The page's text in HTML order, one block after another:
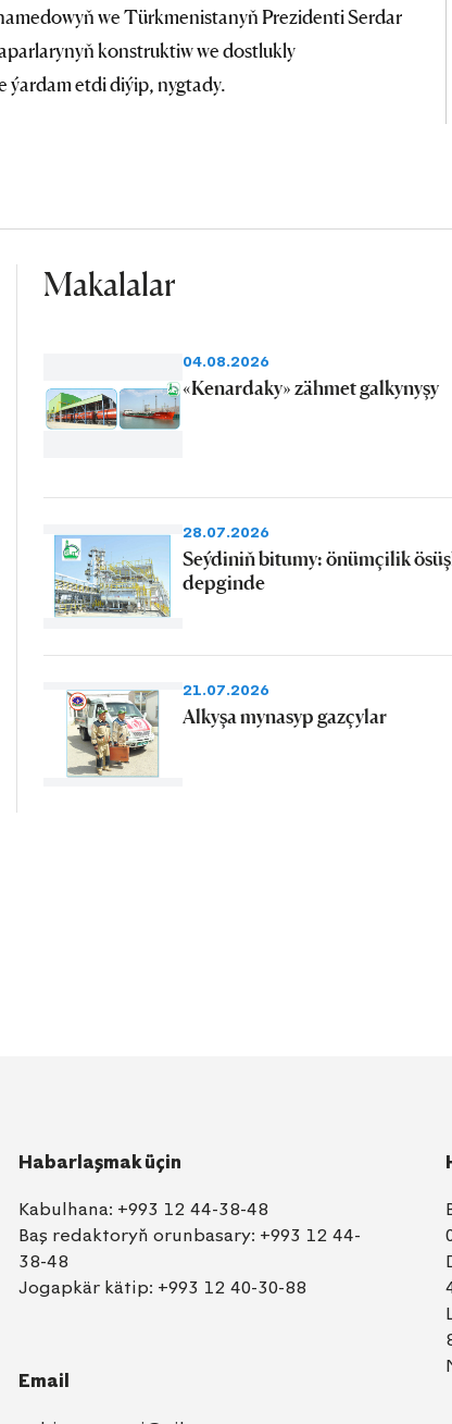
we Türkmenistanyň Prezidenti Serdar
konstruktiw we dostlukly
ýardam etdi diýip, nygtady.
Makalalar
04.08.2026
«Kenardaky» zähmet galkynyşy
28.07.2026
Seýdiniň bitumy: önümçilik
depginde
21.07.2026
Alkyşa mynasyp gazçylar
Habarlaşmak üçin
Kabulhana: +993 12 44-38-48
Baş redaktoryň orunbasary: +993 12 44-
38-48
Jogapkär kätip: +993 12 40-30-88
Email